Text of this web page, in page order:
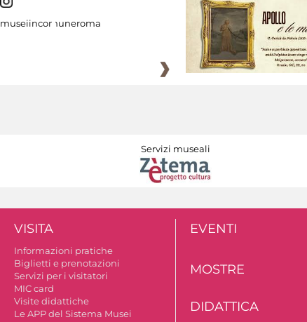
museiincomuneroma
Servizi museali
VISITA
Informazioni pratiche
Biglietti e prenotazioni
Servizi per i visitatori
MIC card
Visite didattiche
Le APP del Sistema Musei
EVENTI
MOSTRE
DIDATTICA